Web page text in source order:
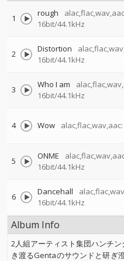
1 rough
16bit/44.1kHz
2 Distortion
16bit/44.1kHz
3 Who I am
16bit/44.1kHz
4 Wow
5 ONME
16bit/44.1kHz
6 Dancehall
16bit/44.1kHz
Album Info
2人組アーティスト集団ハンチ
き渡るGentaのサウンドと研ぎ